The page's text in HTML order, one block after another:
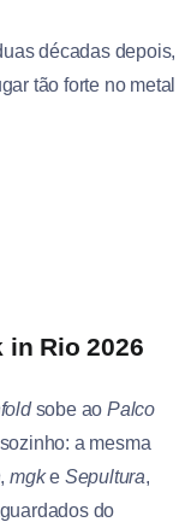
décadas depois,
tão forte no metal
in Rio 2026
sobe aoPalco
a mesma
,mgke Sepultura,
do